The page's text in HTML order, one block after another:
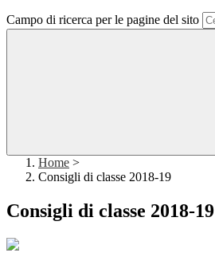
Campo di ricerca per le pagine del sito
Home >
Consigli di classe 2018-19
Consigli di classe 2018-19